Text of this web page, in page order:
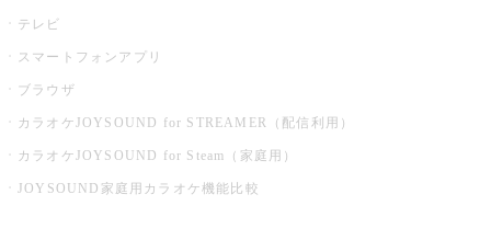
テレビ
スマートフォンアプリ
ブラウザ
カラオケJOYSOUND for STREAMER（配信利用）
カラオケJOYSOUND for Steam（家庭用）
JOYSOUND家庭用カラオケ機能比較